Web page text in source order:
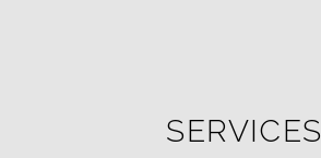
SERVICES